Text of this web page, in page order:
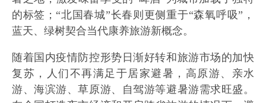
的标签；“北国春城”长春则更侧重于“森氧呼吸”，
蓝天、绿树契合当代康养旅游新概念。
随着国内疫情防控形势日渐好转和旅游市场的加快
复苏，人们不再满足于居家避暑，高原游、亲水
游、海滨游、草原游、自驾游等避暑游需求旺盛。